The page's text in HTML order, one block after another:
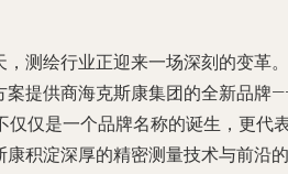
测绘行业正迎来一场深刻的变革。
案提供商海克斯康集团的全新品牌
仅仅是一个品牌名称的诞生，更代
积淀深厚的精密测量技术与前沿的